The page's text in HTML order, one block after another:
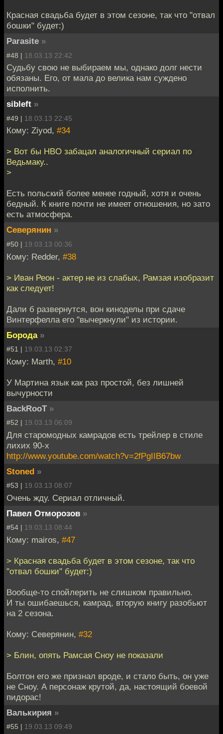
Красная свадьба будет в этом сезоне, так что "отвал
бошки" будет:)
Parasite »
#48 | 18.03.13 22:42
Судьбу свою не выбираем мы, однако долг нести
обязаны. Его, от мала до велика нам суждено
исполнить.
sibleft »
#49 | 18.03.13 22:45
Кому: Ziyod, #34
> Вот бы HBO забацал аналогичный сериал по
Ведьмаку..
>
Есть польский более менее годный, хотя и очень
бедный. К книге почти не имеет отношения, но зато
есть атмосфера.
Северянин »
#50 | 19.03.13 00:36
Кому: Redder, #38
> Иван Реон - актер не из слабых, Рамзая изобразит
как следует!
Дали б развернутся, вон киноделы при сдаче
Винтерфелла его "вычеркнули" из истории.
Борода »
#51 | 19.03.13 02:37
Кому: Marth, #10
У Мартина язык как раз простой, без лишней
вычурности
BackRooT »
#52 | 19.03.13 06:09
Для старомодных камрадов есть трейлер в стиле
лихих 90-х
http://www.youtube.com/watch?v=2fPgIIB67bw
Stoned »
#53 | 19.03.13 08:07
Очень жду. Сериал отличный.
Павел Отморозов »
#54 | 19.03.13 08:44
Кому: mairos, #47
> Красная свадьба будет в этом сезоне, так что
"отвал бошки" будет:)
Вообще-то спойлерить не слишком правильно.
И ты ошибаешься, камрад, вторую книгу разобьют
на 2 сезона.
Кому: Северянин, #32
> Блин, опять Рамсая Сноу не показали
Болтон его же признал вроде, и стало быть, он уже
не Сноу. А персонаж крутой, да, настоящий боевой
пидорас!
Валькирия »
#55 | 19.03.13 09:49